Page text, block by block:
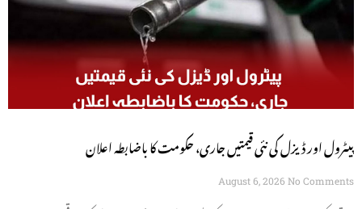
پیٹرول اور ڈیزل کی نئی قیمتیں جاری، حکومت کا باضابطہ اعلان
August 6, 2026 No Comments